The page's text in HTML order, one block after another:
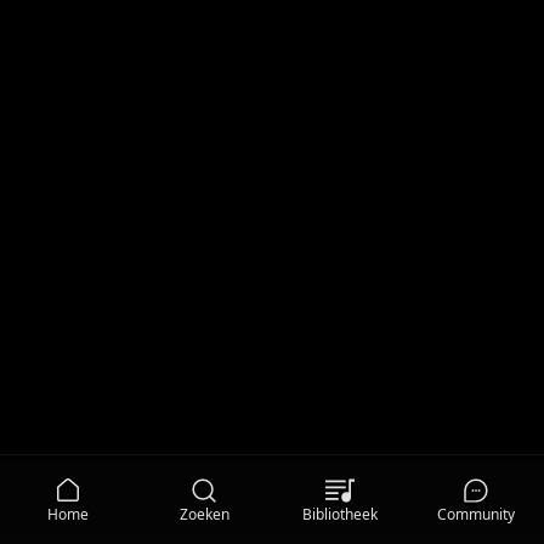
Home Zoeken Bibliotheek Community